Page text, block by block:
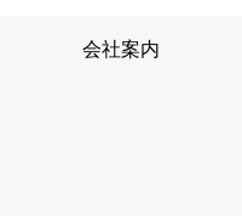
会社案内